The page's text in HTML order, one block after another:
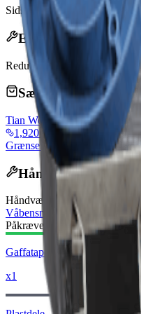
Sidst opdateret Mar 22, 2026
Effekter
Reduceret vertikal rekyl 20%
Sælges af handlende
Tian Wen vendorLevel
1,920 Coins
Grænse: 5 Genopfyldes dagligt
Håndværksopskrift
Håndværksbord
Våbensmed
Påkrævede Materialer:
Gaffatape
x1